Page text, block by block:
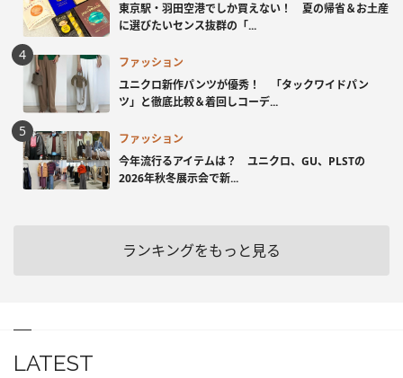
東京駅・羽田空港でしか買えない！ 夏の帰省＆お土産
に選びたいセンス抜群の「...
ファッション
ユニクロ新作パンツが優秀！ 「タックワイドパン
ツ」と徹底比較＆着回しコーデ...
ファッション
今年流行るアイテムは？ ユニクロ、GU、PLSTの
2026年秋冬展示会で新...
ランキングをもっと見る
LATEST